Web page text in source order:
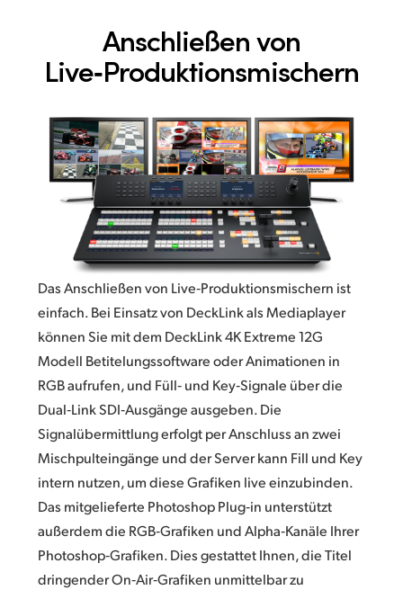
Anschließen von
Live‑Produktionsmischern
Das Anschließen von Live‑Produktionsmischern ist
einfach. Bei Einsatz von DeckLink als Mediaplayer
können Sie mit dem DeckLink 4K Extreme 12G
Modell Betitelungssoftware oder Animationen in
RGB aufrufen, und Füll‑ und Key‑Signale über die
Dual‑Link SDI‑Ausgänge ausgeben. Die
Signalübermittlung erfolgt per Anschluss an zwei
Mischpulteingänge und der Server kann Fill und Key
intern nutzen,um diese Grafiken live einzubinden.
Das mitgelieferte Photoshop Plug‑in unterstützt
außerdem die RGB‑Grafiken und Alpha‑Kanäle Ihrer
Photoshop‑Grafiken. Dies gestattet Ihnen, die Titel
dringender On‑Air‑Grafiken unmittelbar zu